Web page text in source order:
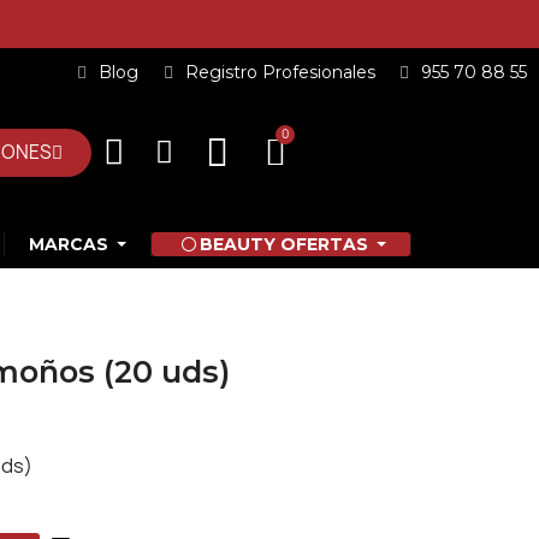
Blog Registro Profesionales 955 70 88 55
MARCAS BEAUTY OFERTAS
(20 uds)